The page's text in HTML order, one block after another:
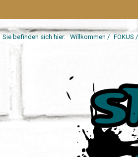
Sie befinden sich hier: Willkommen / FOKUS /